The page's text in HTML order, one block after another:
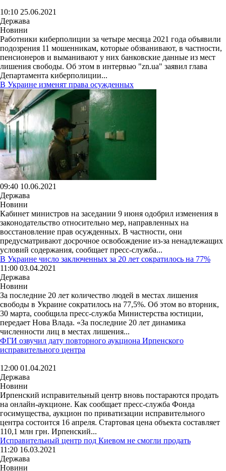
10:10 25.06.2021
Держава
Новини
Работники киберполиции за четыре месяца 2021 года объявили
подозрения 11 мошенникам, которые обзванивают, в частности,
пенсионеров и выманивают у них банковские данные из мест
лишения свободы. Об этом в интервью "zn.ua" заявил глава
Департамента киберполиции...
В Украине изменят права осужденных
09:40 10.06.2021
Держава
Новини
Кабинет министров на заседании 9 июня одобрил изменения в
законодательство относительно мер, направленных на
восстановление прав осужденных. В частности, они
предусматривают досрочное освобождение из-за ненадлежащих
условий содержания, сообщает пресс-служба...
В Украине число заключенных за 20 лет сократилось на 77%
11:00 03.04.2021
Держава
Новини
За последние 20 лет количество людей в местах лишения
свободы в Украине сократилось на 77,5%. Об этом во вторник,
30 марта, сообщила пресс-служба Министерства юстиции,
передает Нова Влада. «За последние 20 лет динамика
численности лиц в местах лишения...
ФГИ озвучил дату повторного аукциона Ирпенского
исправительного центра
12:00 01.04.2021
Держава
Новини
Ирпенский исправительный центр вновь постараются продать
на онлайн-аукционе. Как сообщает пресс-служба Фонда
госимущества, аукцион по приватизации исправительного
центра состоится 16 апреля. Стартовая цена объекта составляет
110,1 млн грн. Ирпенский...
Исправительный центр под Киевом не смогли продать
11:20 16.03.2021
Держава
Новини